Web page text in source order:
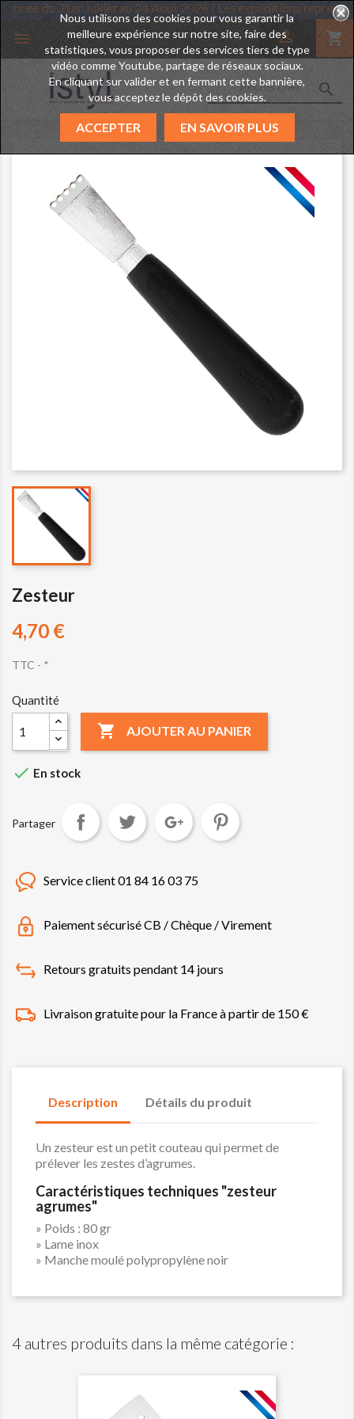
vacances du 31er Juillet au 24 Août 2026 ! Les expéditions
 shopping_cart


Nous utilisons des cookies pour vous garantir la
meilleure expérience sur notre site, faire des
statistiques, vous proposer des services tiers de type
vidéo comme Youtube, partage de réseaux sociaux.
En cliquant sur valider et en fermant cette bannière,
vous acceptez le dépôt des cookies.
ACCEPTER EN SAVOIR PLUS
Zesteur
4,70 €
TTC *
Quantité
 AJOUTER AU PANIER
 En stock
Partager
Service client 01 84 16 03 75
Paiement sécurisé CB / Chèque / Virement
Retours gratuits pendant 14 jours
Livraison gratuite pour la France à partir de 150 €
Description Détails du produit
Un zesteur est un petit couteau qui permet de
prélever les zestes d’agrumes.
Caractéristiques techniques "zesteur
agrumes"
» Poids : 80 gr
» Lame inox
» Manche moulé polypropylène noir
4 autres produits dans la même catégorie :